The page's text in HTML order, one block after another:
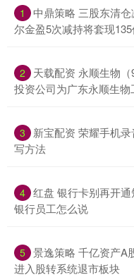
1
中鼎策略 三股东清
尔金盈5次减持将套现
2
天载配资 永顺生物
投资公司为广东永顺生物
3
新宝配资 荣耀手机
写方法
4 红盘 银行卡别再开
银行员工怎么说
5 景逸策略 千亿资产A
进入股转系统退市板块